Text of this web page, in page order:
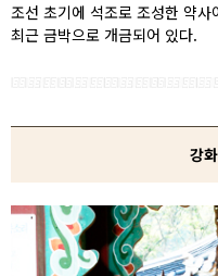
조선 초기에 석조로 조성한 약
최근 금박으로 개금되어 있다.
강